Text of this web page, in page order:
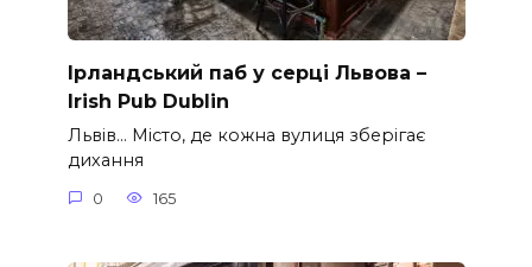
Ірландський паб у серці Львова –
Irish Pub Dublin
Львів… Місто, де кожна вулиця зберігає
дихання
0 165